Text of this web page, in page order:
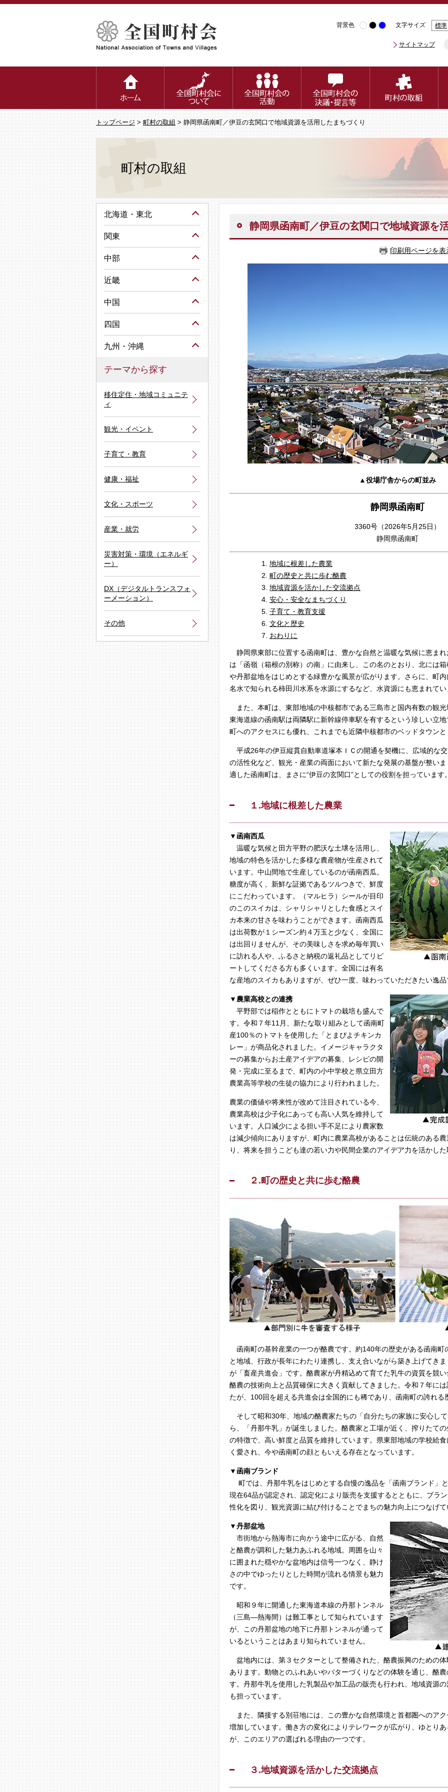
背景色 文字サイズ 標準
サイトマップ
トップページ > 町村の取組 > 静岡県函南町／伊豆の玄関口で地域資源を活用したまちづくり
町村の取組
静岡県函南町／伊豆の玄関口で地域資源を
印刷用ページを表
▲役場庁舎からの町並み
静岡県函南町
3360号（2026年5月25日）
静岡県函南町
地域に根差した農業
町の歴史と共に歩む酪農
地域資源を活かした交流拠点
安心・安全なまちづくり
子育て・教育支援
文化と歴史
おわりに
静岡県東部に位置する函南町は、豊かな自然と温暖な気候に恵ま
は「函嶺（箱根の別称）の南」に由来し、この名のとおり、北には
や丹那盆地をはじめとする緑豊かな風景が広がります。さらに、町
名水で知られる柿田川水系を水源にするなど、水資源にも恵まれて
また、本町は、東部地域の中核都市である三島市と国内有数の観
東海道線の函南駅は両隣駅に新幹線停車駅を有するという珍しい立
町へのアクセスにも優れ、これまでも近隣中核都市のベッドタウン
平成26年の伊豆縦貫自動車道塚本ＩＣの開通を契機に、広域的な
の活性化など、観光・産業の両面において新たな発展の基盤が整い
適した函南町は、まさに“伊豆の玄関口”としての役割を担っています
１.地域に根差した農業
▼函南西瓜
温暖な気候と田方平野の肥沃な土壌を活用し、
地域の特色を活かした多様な農産物が生産されて
います。中山間地で生産しているのが函南西瓜。
糖度が高く、新鮮な証拠であるツルつきで、鮮度
にこだわっています。（マルヒラ）シールが目印
のこのスイカは、シャリシャリとした食感とスイ
カ本来の甘さを味わうことができます。函南西瓜
は出荷数が１シーズン約４万玉と少なく、全国に
は出回りませんが、その美味しさを求め毎年買い
に訪れる人や、ふるさと納税の返礼品としてリピ
ートしてくださる方も多くいます。全国には有名
な産地のスイカもありますが、ぜひ一度、味わっていただきたい逸
▼農業高校との連携
平野部では稲作とともにトマトの栽培も盛んで
す。令和７年11月、新たな取り組みとして函南町
産100％のトマトを使用した「とまぴよチキンカ
レー」が商品化されました。イメージキャラクタ
ーの募集からお土産アイデアの募集、レシピの開
発・完成に至るまで、町内の小中学校と県立田方
農業高等学校の生徒の協力により行われました。
農業の価値や将来性が改めて注目されている今、
農業高校は少子化にあっても高い人気を維持して
います。人口減少による担い手不足により農家数
は減少傾向にありますが、町内に農業高校があることは伝統のある
り、将来を担うこども達の若い力や民間企業のアイデア力を活かし
２.町の歴史と共に歩む酪農
函南町の基幹産業の一つが酪農です。約140年の歴史がある函南町
と地域、行政が長年にわたり連携し、支え合いながら築き上げてき
が「畜産共進会」です。酪農家が丹精込めて育てた乳牛の資質を競
酪農の技術向上と品質確保に大きく貢献してきました。令和７年に
たが、100回を超える共進会は全国的にも稀であり、函南町の誇れる
そして昭和30年、地域の酪農家たちの「自分たちの家族に安心し
ら、「丹那牛乳」が誕生しました。酪農家と工場が近く、搾りたて
の特徴で、高い鮮度と品質を維持しています。県東部地域の学校給
く愛され、今や函南町の顔ともいえる存在となっています。
▼函南ブランド
町では、丹那牛乳をはじめとする自慢の逸品を「函南ブランド」
現在64品が認定され、認定化により販売を支援するとともに、ブラ
性化を図り、観光資源に結び付けることでまちの魅力向上につなげ
▼丹那盆地
市街地から熱海市に向かう途中に広がる、自然
と酪農が調和した魅力あふれる地域。周囲を山々
に囲まれた穏やかな盆地内は信号一つなく、静け
さの中でゆったりとした時間が流れる情景も魅力
です。
昭和９年に開通した東海道本線の丹那トンネル
（三島―熱海間）は難工事として知られています
が、この丹那盆地の地下に丹那トンネルが通って
いるということはあまり知られていません。
盆地内には、第３セクターとして整備された、酪農振興のための
あります。動物とのふれあいやバターづくりなどの体験を通じ、酪
す。丹那牛乳を使用した乳製品や加工品の販売も行われ、地域資源
も担っています。
また、隣接する別荘地には、この豊かな自然環境と首都圏へのア
増加しています。働き方の変化によりテレワークが広がり、ゆとり
が、このエリアの選ばれる理由の一つです。
３.地域資源を活かした交流拠点
北海道・東北
関東
中部
近畿
中国
四国
九州・沖縄
テーマから探す
移住定住・地域コミュニテ
ィ
観光・イベント
子育て・教育
健康・福祉
文化・スポーツ
産業・就労
災害対策・環境（エネルギ
ー）
DX（デジタルトランスフォ
ーメーション）
その他